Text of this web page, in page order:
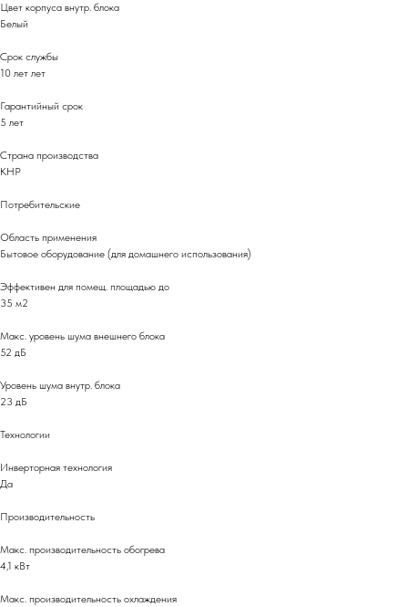
Цвет корпуса внутр. блока
Белый
Срок службы
10 лет лет
Гарантийный срок
5 лет
Страна производства
КНР
Потребительские
Область применения
Бытовое оборудование (для домашнего использования)
Эффективен для помещ. площадью до
35 м2
Макс. уровень шума внешнего блока
52 дБ
Уровень шума внутр. блока
23 дБ
Технологии
Инверторная технология
Да
Производительность
Макс. производительность обогрева
4,1 кВт
Макс. производительность охлаждения